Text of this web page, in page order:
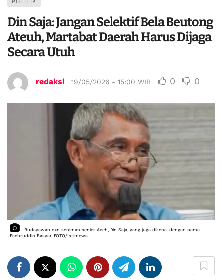
POLITIK
Din Saja: Jangan Selektif Bela Beutong
Ateuh, Martabat Daerah Harus Dijaga
Secara Utuh
redaksi 19/05/2026 - 15:00 WIB 0 0
Budayawan dan seniman senior Aceh, Din Saja, yang juga dikenal dengan nama
Fachruddin Basyar. FOTO/Istimewa